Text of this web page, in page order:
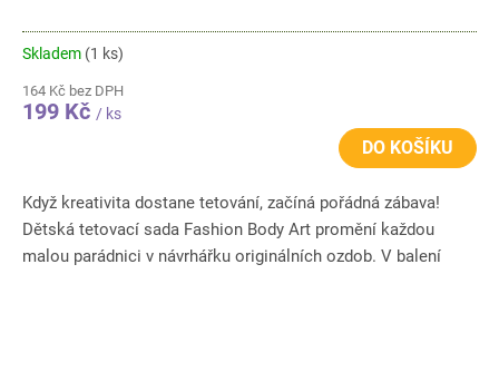
Skladem (1 ks)
164 Kč bez DPH
199 Kč / ks
DO KOŠÍKU
Když kreativita dostane tetování, začíná pořádná zábava!
Dětská tetovací sada Fashion Body Art promění každou
malou parádnici v návrhářku originálních ozdob. V balení